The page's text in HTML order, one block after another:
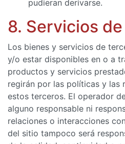
pudieran derivarse.
8. Servicios
Los bienes y servicios de
y/o estar disponibles en o a
productos y servicios
regirán por las políticas y las
estos terceros. El operador
alguno responsable ni
relaciones o interacciones
del sitio tampoco será